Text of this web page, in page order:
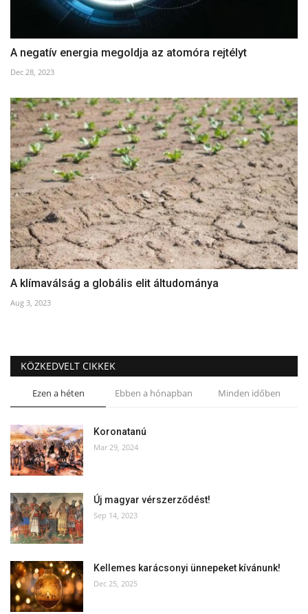
A negatív energia megoldja az atomóra rejtélyt
Dec 28, 2023
A klímaválság a globális elit áltudománya
Aug 3, 2023
KÖZKEDVELT CIKKEK
Ezen a héten Ebben a hónapban Minden időben
Koronatanú
Mar 29, 2024
Új magyar vérszerződést!
Sep 14, 2023
Kellemes karácsonyi ünnepeket kívánunk!
Dec 25, 2025